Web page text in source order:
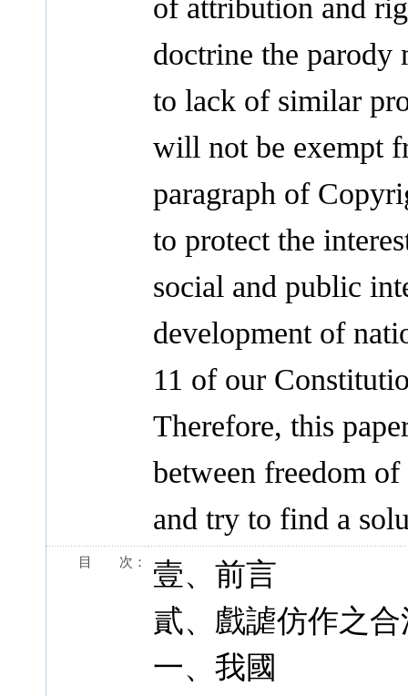
of attribution and
doctrine the
to lack of similar
will not be exempt
paragraph of
to protect the
social and public
development of
11 of our
Therefore, this
between freedom
and try to find a
目 次：
壹、前言
貳、戲謔仿作之
一、我國